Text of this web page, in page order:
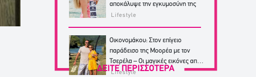
αποκάλυψε την εγκυμοσύνη της
Lifestyle
Οικονομάκου: Στον επίγειο
παράδεισο της Μοορέα με τον
Τσερέλα – Οι μαγικές εικόνες από
από το ταξίδι
Lifestyle
ΔΕΙΤΕ ΠΕΡΙΣΣΟΤΕΡΑ